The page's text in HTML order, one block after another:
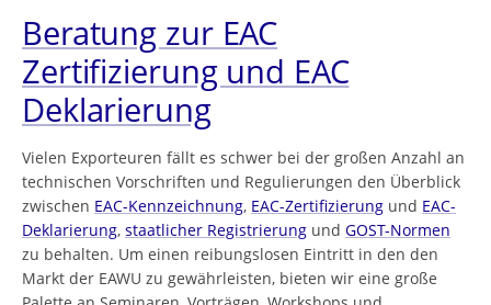
Beratung zur EAC
Zertifizierung und EAC
Deklarierung
Vielen Exporteuren fällt es schwer bei der großen Anzahl an
technischen Vorschriften und Regulierungen den Überblick
zwischen EAC-Kennzeichnung, EAC-Zertifizierung und EAC-
Deklarierung, staatlicher Registrierung und GOST-Normen
zu behalten. Um einen reibungslosen Eintritt in den den
Markt der EAWU zu gewährleisten, bieten wir eine große